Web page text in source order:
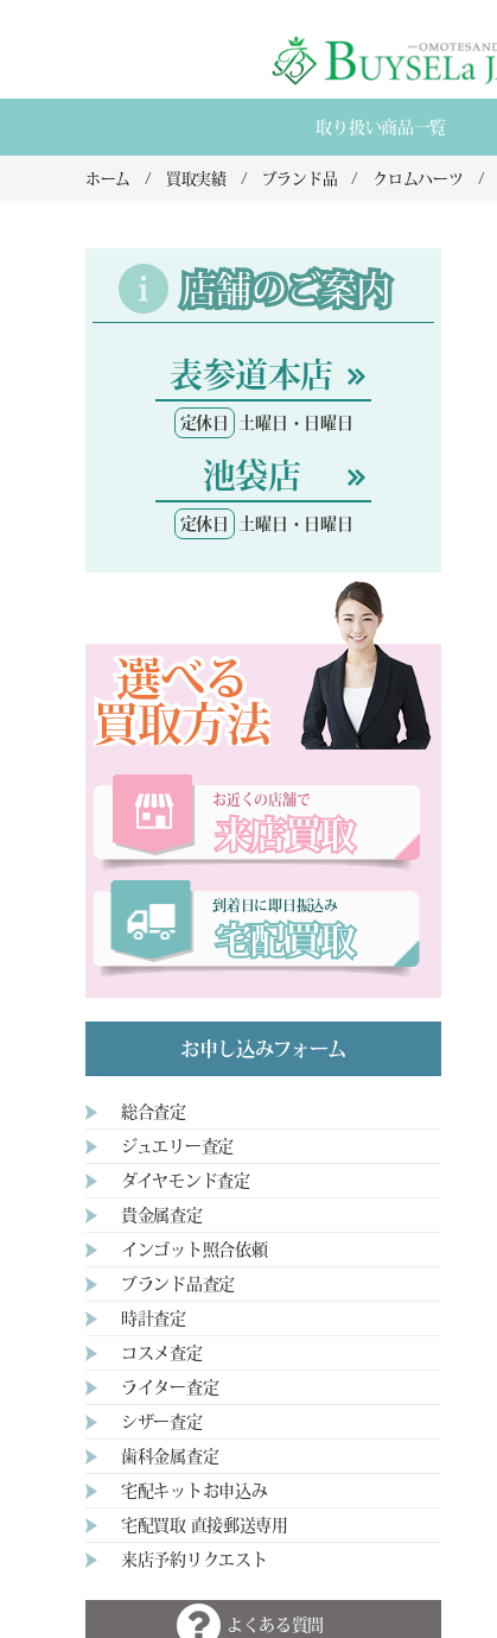
取り扱い商品一覧
ホーム 買取実績 ブランド品 クロムハーツ
店舗のご案内
表参道本店
定休日 土曜日・日曜日
池袋店
定休日 土曜日・日曜日
選べる
買取方法
お近くの店舗で
来店買取
到着日に即日振込み
宅配買取
お申し込みフォーム
総合査定
ジュエリー査定
ダイヤモンド査定
貴金属査定
インゴット照合依頼
ブランド品査定
時計査定
コスメ査定
ライター査定
シザー査定
歯科金属査定
宅配キットお申込み
宅配買取 直接郵送専用
来店予約リクエスト
よくある質問